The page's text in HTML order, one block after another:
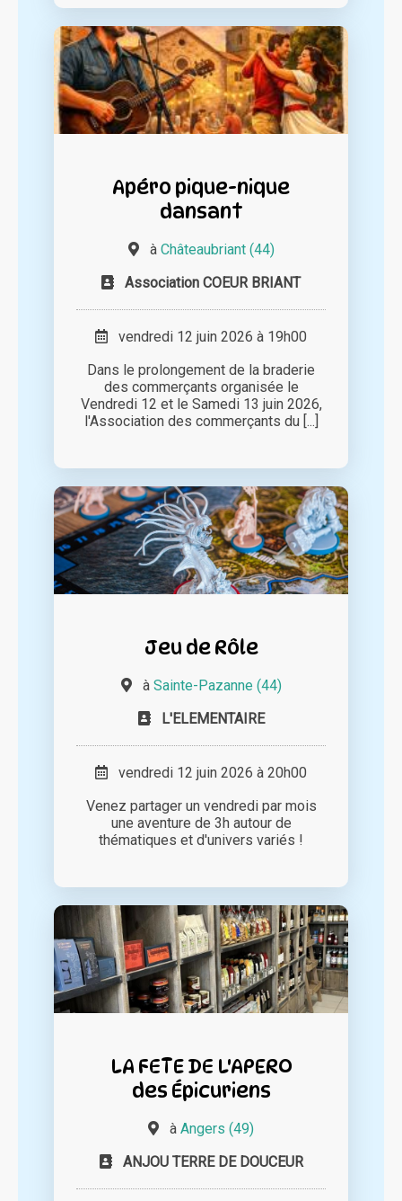
Apéro pique-nique
dansant
à Châteaubriant (44)
Association COEUR BRIANT
vendredi 12 juin 2026 à 19h00
Dans le prolongement de la braderie
des commerçants organisée le
Vendredi 12 et le Samedi 13 juin 2026,
l'Association des commerçants du [...]
Jeu de Rôle
à Sainte-Pazanne (44)
L'ELEMENTAIRE
vendredi 12 juin 2026 à 20h00
Venez partager un vendredi par mois
une aventure de 3h autour de
thématiques et d'univers variés !
LA FETE DE L'APERO
des Épicuriens
à Angers (49)
ANJOU TERRE DE DOUCEUR